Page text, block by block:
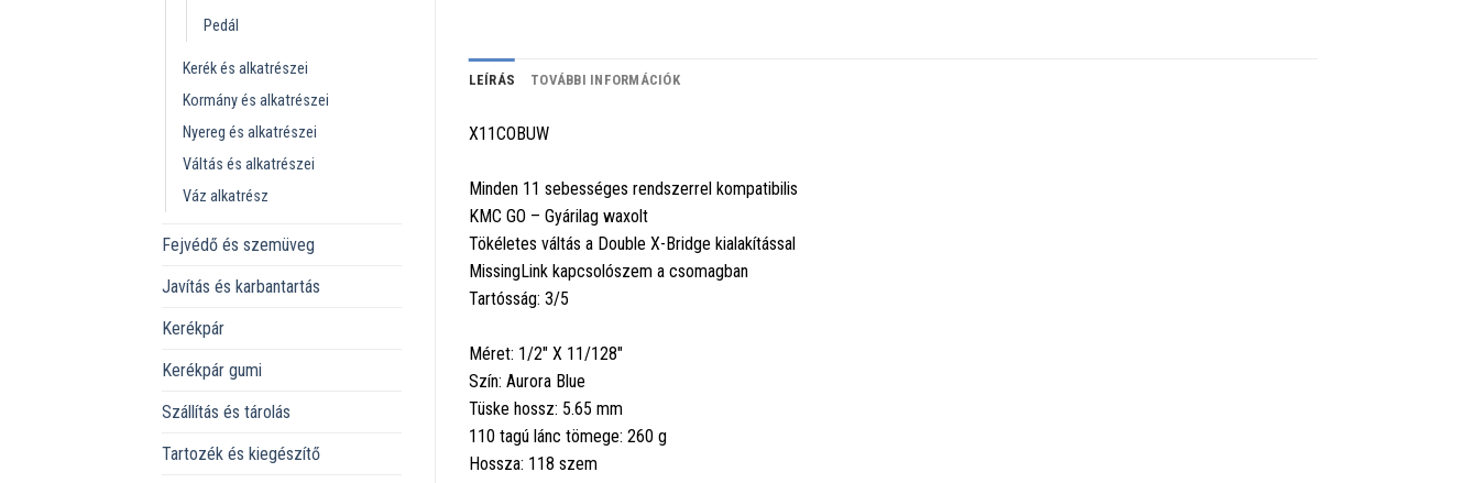
Pedál
Kerék és alkatrészei
Kormány és alkatrészei
Nyereg és alkatrészei
Váltás és alkatrészei
Váz alkatrész
Fejvédő és szemüveg
Javítás és karbantartás
Kerékpár
Kerékpár gumi
Szállítás és tárolás
Tartozék és kiegészítő
LEÍRÁS TOVÁBBI INFORMÁCIÓK
X11COBUW
Minden 11 sebességes rendszerrel kompatibilis
KMC GO – Gyárilag waxolt
Tökéletes váltás a Double X-Bridge kialakítással
MissingLink kapcsolószem a csomagban
Tartósság: 3/5
Méret: 1/2" X 11/128"
Szín: Aurora Blue
Tüske hossz: 5.65 mm
110 tagú lánc tömege: 260 g
Hossza: 118 szem